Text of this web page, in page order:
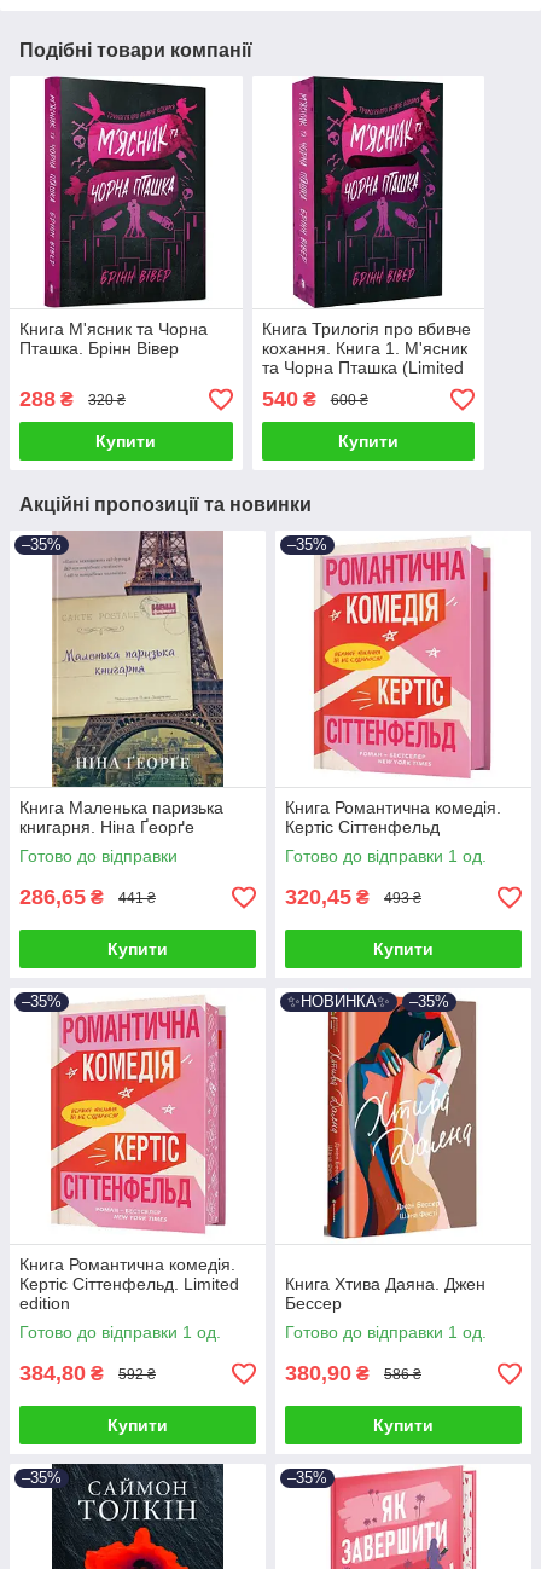
Подібні товари компанії
Книга М'ясник та Чорна
Пташка. Брінн Вівер
288 ₴ 320 ₴
Купити
Книга Трилогія про вбивче
кохання. Книга 1. М'ясник
та Чорна Пташка (Limited
edition). Брінн Вівер
540₴ 600 ₴
Купити
Акційні пропозиції та новинки
–35%
Книга Маленька паризька
книгарня. Ніна Ґеорґе
Готово до відправки
286,65 ₴ 441 ₴
Купити
–35%
Книга Романтична комедія.
Кертіс Сіттенфельд
Готово до відправки 1 од.
320,45 ₴ 493 ₴
Купити
–35%
Книга Романтична комедія.
Кертіс Сіттенфельд. Limited
edition
Готово до відправки 1 од.
384,80 ₴ 592 ₴
Купити
✨НОВИНКА✨ –35%
Книга Хтива Даяна. Джен
Бессер
Готово до відправки 1 од.
380,90 ₴ 586 ₴
Купити
–35% –35%